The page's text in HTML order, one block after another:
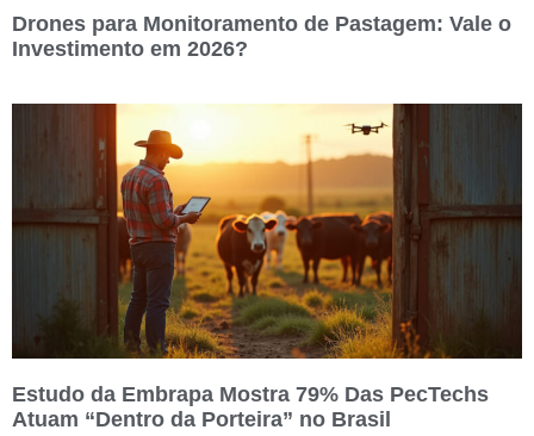
Drones para Monitoramento de Pastagem: Vale o
Investimento em 2026?
Estudo da Embrapa Mostra 79% Das PecTechs
Atuam “Dentro da Porteira” no Brasil